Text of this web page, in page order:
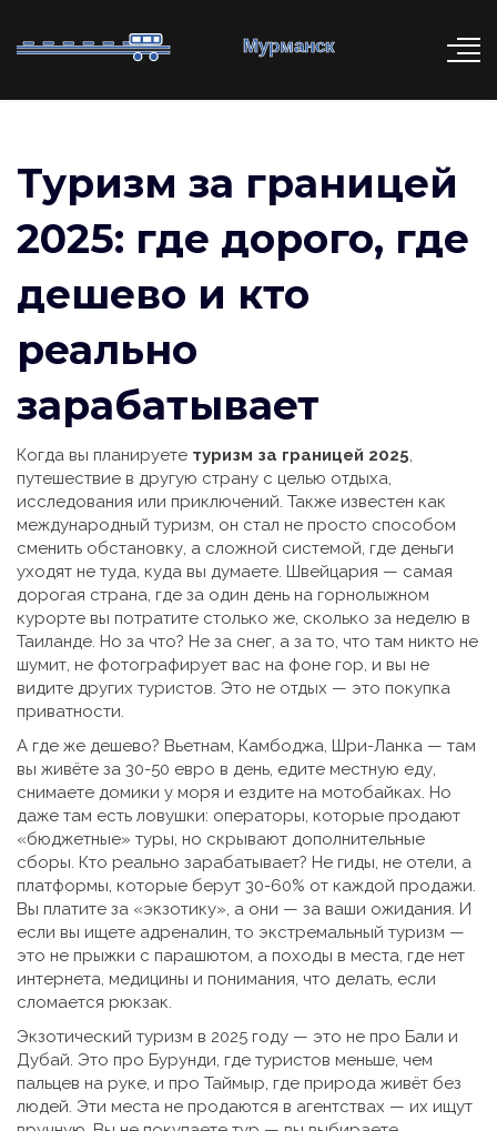
Туризм за границей
2025: где дорого, где
дешево и кто
реально
зарабатывает
Когда вы планируете туризм за границей 2025,
путешествие в другую страну с целью отдыха,
исследования или приключений. Также известен как
международный туризм, он стал не просто способом
сменить обстановку, а сложной системой, где деньги
уходят не туда, куда вы думаете. Швейцария — самая
дорогая страна, где за один день на горнолыжном
курорте вы потратите столько же, сколько за неделю в
Таиланде. Но за что? Не за снег, а за то, что там никто не
шумит, не фотографирует вас на фоне гор, и вы не
видите других туристов. Это не отдых — это покупка
приватности.
А где же дешево? Вьетнам, Камбоджа, Шри-Ланка — там
вы живёте за 30-50 евро в день, едите местную еду,
снимаете домики у моря и ездите на мотобайках. Но
даже там есть ловушки: операторы, которые продают
«бюджетные» туры, но скрывают дополнительные
сборы. Кто реально зарабатывает? Не гиды, не отели, а
платформы, которые берут 30-60% от каждой продажи.
Вы платите за «экзотику», а они — за ваши ожидания. И
если вы ищете адреналин, то экстремальный туризм —
это не прыжки с парашютом, а походы в места, где нет
интернета, медицины и понимания, что делать, если
сломается рюкзак.
Экзотический туризм в 2025 году — это не про Бали и
Дубай. Это про Бурунди, где туристов меньше, чем
пальцев на руке, и про Таймыр, где природа живёт без
людей. Эти места не продаются в агентствах — их ищут